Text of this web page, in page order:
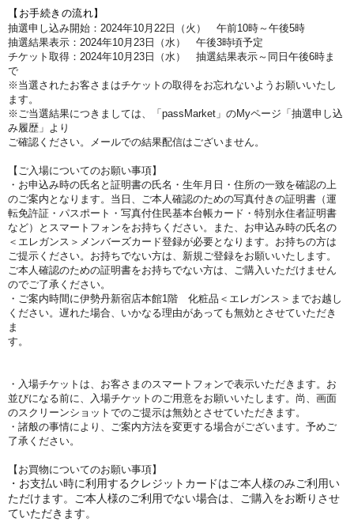
【お手続きの流れ】
抽選申し込み開始：2024年10月22 日（火）
午前10時～午後5時
抽選結果表示：2024年10月23 日（水） 午後3時頃予定
チケット取得：2024年10月23 日（水） 抽選結果表示～同日 午後6時ま
で
※当選されたお客さまはチケットの取得をお忘れないようお願いいたし
ます。
※ご当選結果につきましては、「passMarket」のMyページ「抽選申し込
み履歴」より
ご確認ください。メールでの結果配信はございません。
【ご入場についてのお願い事項】
・お申込み時の氏名と証明書の氏名・生年月日・住所の一致を確認の上
のご案内となります。当日、ご本人確認のための写真付きの証明書（運
転免許証・パスポート・写真付住民基本台帳カード・特別永住者証明書
など）とスマートフォンをお持ちください。また、お申込み時の氏名の
＜エレガンス＞メンバーズカード登録が必要となります。お持ちの方は
ご提示ください。お持ちでない方は、新規ご登録をお願いいたします。
ご本人確認のための証明書をお持ちでない方は、ご購入いただけません
のでご了承ください。
・ご案内時間に伊勢丹新宿店本館1階 化粧品＜エレガンス＞までお越し
ください。遅れた場合、いかなる理由があっても無効とさせていただき
ま
す。
・入場チケットは、お客さまのスマートフォンで表示いただきます。お
並びになる前に、入場チケットのご用意をお願いいたします。尚、画面
のスクリーンショットでのご提示は無効とさせていただきます。
・諸般の事情により、ご案内方法を変更する場合がございます。予めご
了承ください。
【お買物についてのお願い事項】
・お支払い時に利用するクレジットカードはご本人様のみご利用い
ただけます。ご本人様のご利用でない場合は、ご購入をお断りさせ
ていただきます。